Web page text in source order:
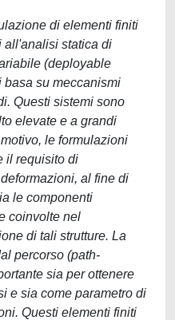
di elementi finiti
all'analisi statica di
(deployable
basa su meccanismi
Questi sistemi sono
elevate e a grandi
le formulazioni
il requisito di
al fine di
le componenti
coinvolte nel
di tali strutture. La
percorso (path-
sia per ottenere
e sia come parametro di
Questi elementi finiti